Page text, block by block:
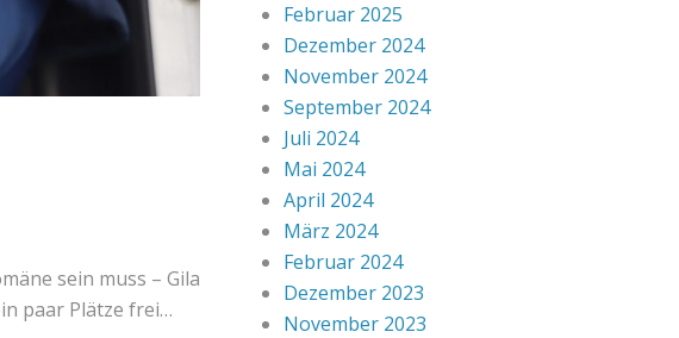
sein muss – Gila
paar Plätze frei…
Februar 2025
Dezember 2024
November 2024
September 2024
Juli 2024
Mai 2024
April 2024
März 2024
Februar 2024
Dezember 2023
November 2023